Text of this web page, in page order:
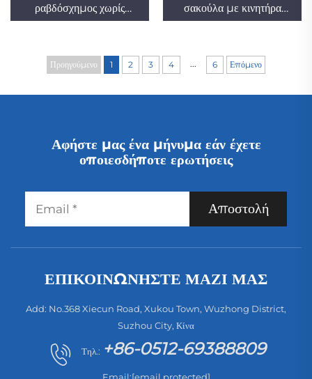
ραβδόσχημος χωρίς
σακούλα, με κυκλωνικό
τριχών κατοικίδιων και
χαλιών σε ξενοδοχεία και
σακούλα με κινητήρα
χωρίς βούρτσες,
μπαταρία/ηλεκτρικό
ρεύμα, 200 W, για οικιακή
Προηγούμενο 1 2 3 4 ... 6 Επόμενο
Αφήστε μας ένα μήνυμα εάν έχετε
οποιεσδήποτε ερωτήσεις
Αποστολή
ΕΠΙΚΟΙΝΩΝΉΣΤΕ ΜΑΖΊ ΜΑΣ
Add: No.368 Xiecun Road, Xukou Town, Wuzhong District,
Suzhou City, Κίνα
Τηλ.: +86-0512-69388809
Email:[email protected]